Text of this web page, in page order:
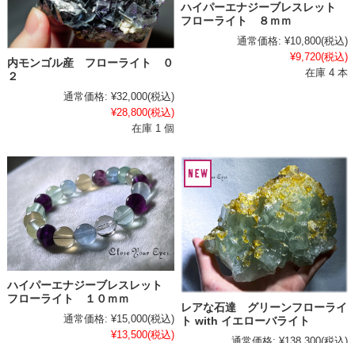
内モンゴル産 フローライト ０
２
通常価格: ¥32,000(税込)
¥28,800(税込)
在庫 1 個
ハイパーエナジーブレスレット
フローライト ８ｍｍ
通常価格: ¥10,800(税込)
¥9,720(税込)
在庫 4 本
ハイパーエナジーブレスレット
フローライト １０ｍｍ
通常価格: ¥15,000(税込)
¥13,500(税込)
レアな石達 グリーンフローライ
ト with イエローバライト